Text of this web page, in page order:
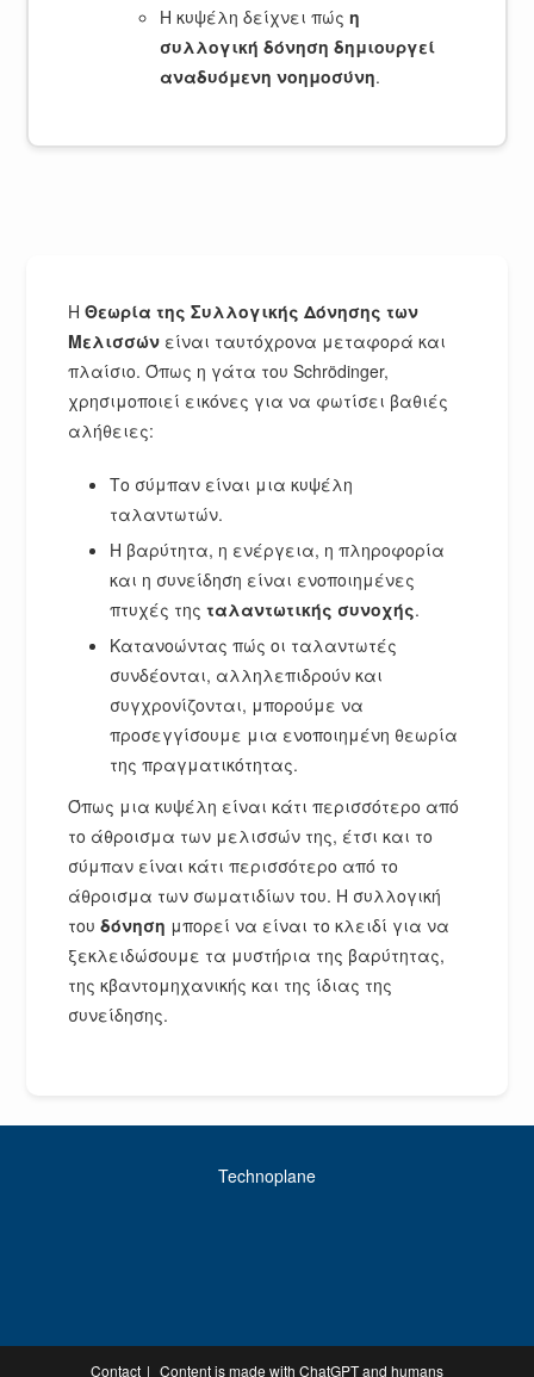
Η κυψέλη δείχνει πώςη
συλλογική δόνηση δημιουργεί
αναδυόμενη νοημοσύνη.
ΗΘεωρία της Συλλογικής Δόνησης των
Μελισσών είναι ταυτόχρονα μεταφορά και
πλαίσιο. Όπως η γάτα του Schrödinger,
χρησιμοποιεί εικόνες για να φωτίσει βαθιές
αλήθειες:
Το σύμπαν είναι μια κυψέλη
ταλαντωτών.
Η βαρύτητα, η ενέργεια, η πληροφορία
και η συνείδηση είναι ενοποιημένες
πτυχές τηςταλαντωτικής συνοχής.
Κατανοώντας πώς οι ταλαντωτές
συνδέονται, αλληλεπιδρούν και
συγχρονίζονται, μπορούμε να
προσεγγίσουμε μια ενοποιημένη θεωρία
της πραγματικότητας.
Όπως μια κυψέλη είναι κάτι περισσότερο από
το άθροισμα των μελισσών της, έτσι και το
σύμπαν είναι κάτι περισσότερο από το
άθροισμα των σωματιδίων του. Η συλλογική
τουδόνηση μπορεί να είναι το κλειδί για να
ξεκλειδώσουμε τα μυστήρια της βαρύτητας,
της κβαντομηχανικής και της ίδιας της
συνείδησης.
Technoplane
Contact Content is made with ChatGPT and humans